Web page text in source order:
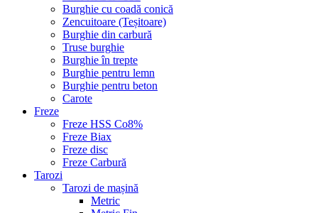
Burghie cu coadă conică
Zencuitoare (Teșitoare)
Burghie din carbură
Truse burghie
Burghie în trepte
Burghie pentru lemn
Burghie pentru beton
Carote
Freze
Freze HSS Co8%
Freze Biax
Freze disc
Freze Carbură
Tarozi
Tarozi de mașină
Metric